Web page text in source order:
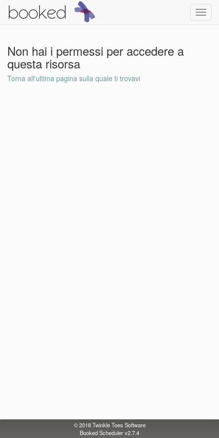
Non hai i permessi per accedere a
questa risorsa
Torna all'ultima pagina sulla quale ti trovavi
© 2018Twinkle Toes Software
Booked Scheduler v2.7.4